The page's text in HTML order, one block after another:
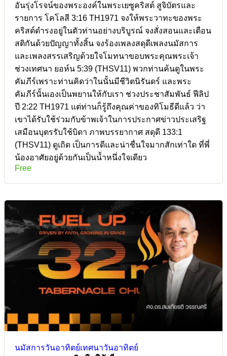
อันรุ่งโรจน์ของพระองค์ในพระเยซูคริสต์ สูจิบัตรและ
รายการ โคโลสี 3:16 TH1971 จงให้พระวาทะของพระ
คริสต์ดำรงอยู่ในตัวท่านอย่างบริบูรณ์ จงสั่งสอนและเตือน
สติกันด้วยปัญญาทั้งสิ้น จงร้องเพลงสดุดีเพลงนมัสการ
และเพลงสรรเสริญด้วยใจโมทนาขอบพระคุณพระเจ้า
ช่วงเทศนา ยอห์น 5:39 (THSV11) พวกท่านค้นดูในพระ
คัมภีร์เพราะท่านคิดว่าในนั้นมีชีวิตนิรันดร์ และพระ
คัมภีร์นั้นเองเป็นพยานให้กับเรา ช่วงประชาสัมพันธ์ ฟีลิป
ปี 2:22 TH1971 แต่ท่านก็รู้ถึงคุณค่าของทิโมธีดีแล้ว ว่า
เขาได้รับใช้ร่วมกับข้าพเจ้าในการประกาศข่าวประเสริฐ
เสมือนบุตรรับใช้บิดา ภาพบรรยากาศ สดุดี 133:1
(THSV11) ดูเถิด เป็นการดีและน่าชื่นใจมากสักเท่าใด ที่พี่
น้องอาศัยอยู่ด้วยกันเป็นน้ำหนึ่งใจเดียว
Free
นมัสการวันอาทิตย์เทศนาวันอาทิตย์